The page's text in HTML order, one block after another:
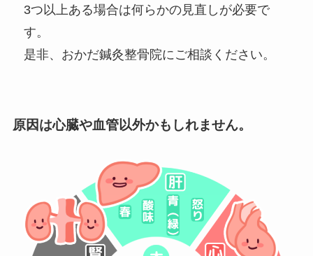
3つ以上ある場合は何らかの見直しが必要で
す。
是非、おかだ鍼灸整骨院にご相談ください。
原因は心臓や血管以外かもしれません。